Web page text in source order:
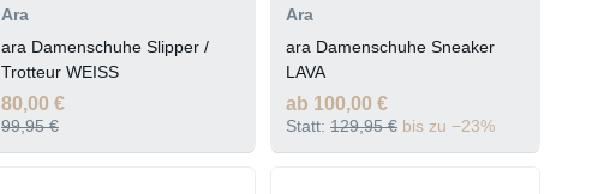
Ara
ara Damenschuhe Slipper /
Trotteur WEISS
80,00 €
99,95 €
Ara
ara Damenschuhe Sneaker
LAVA
ab 100,00 €
Statt: 129,95 € bis zu −23%